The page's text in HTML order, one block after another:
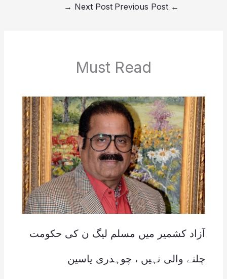
←
Next Post
→
Must Read
آزاد کشمیر میں مسلم لیگ ن کی حکومت
چلنے والی نہیں ، چوہدری یاسین